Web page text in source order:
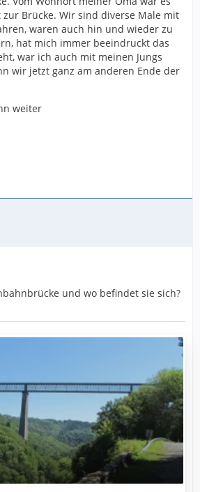
Brücke. Wir sind diverse Male mit
waren auch hin und wieder zu
hat mich immer beeindruckt das
war ich auch mit meinen Jungs
wir jetzt ganz am anderen Ende der
weiter
und wo befindet sie sich?